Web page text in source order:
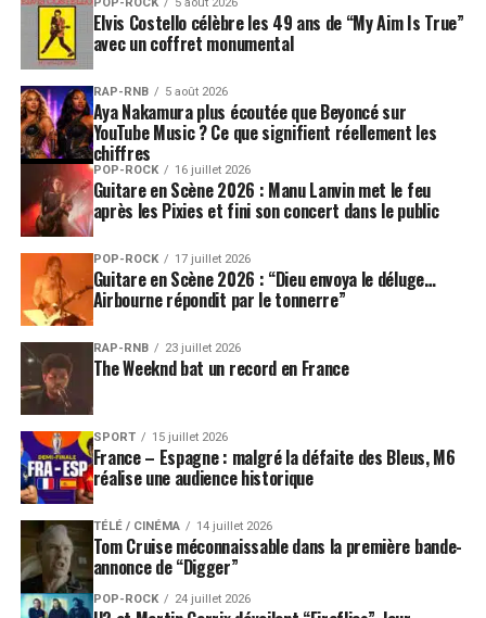
Elvis Costello célèbre les 49 ans de “My Aim Is True”
avec un coffret monumental
RAP-RNB 5 août 2026
Aya Nakamura plus écoutée que Beyoncé sur
YouTube Music ? Ce que signifient réellement les
chiffres
POP-ROCK 16 juillet 2026
Guitare en Scène 2026 : Manu Lanvin met le feu
après les Pixies et fini son concert dans le public
POP-ROCK 17 juillet 2026
Guitare en Scène 2026 : “Dieu envoya le déluge…
Airbourne répondit par le tonnerre”
RAP-RNB 23 juillet 2026
The Weeknd bat un record en France
SPORT 15 juillet 2026
France – Espagne : malgré la défaite des Bleus, M6
réalise une audience historique
TÉLÉ / CINÉMA 14 juillet 2026
Tom Cruise méconnaissable dans la première bande-
annonce de “Digger”
POP-ROCK 24 juillet 2026